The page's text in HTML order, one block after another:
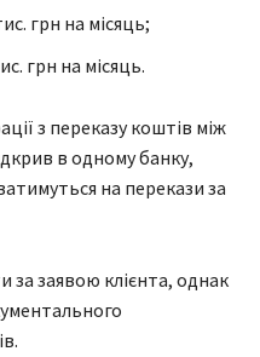
грн на місяць;
грн на місяць.
з переказу коштів між
в одному банку,
на перекази за
за заявою клієнта, однак